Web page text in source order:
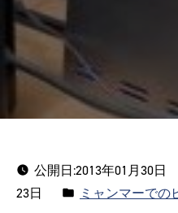
よくある質問
公開日:2013年01月30日
23日
カ
ミャンマーでの